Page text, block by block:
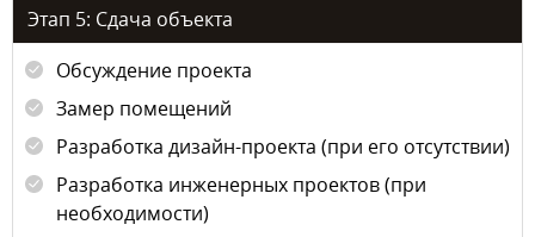
Этап 5: Сдача объекта
Обсуждение проекта
Замер помещений
Разработка дизайн-проекта (при его отсутствии)
Разработка инженерных проектов (при
необходимости)